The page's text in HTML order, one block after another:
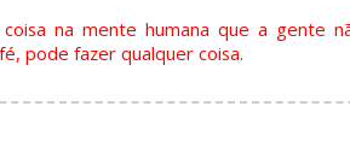
na mente humana que a gente
pode fazer qualquer coisa.